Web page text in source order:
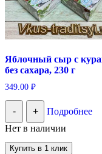
Яблочный сыр с
без сахара, 230 г
349.00 ₽
- +
Подробнее
Нет в наличии
Купить в 1 клик